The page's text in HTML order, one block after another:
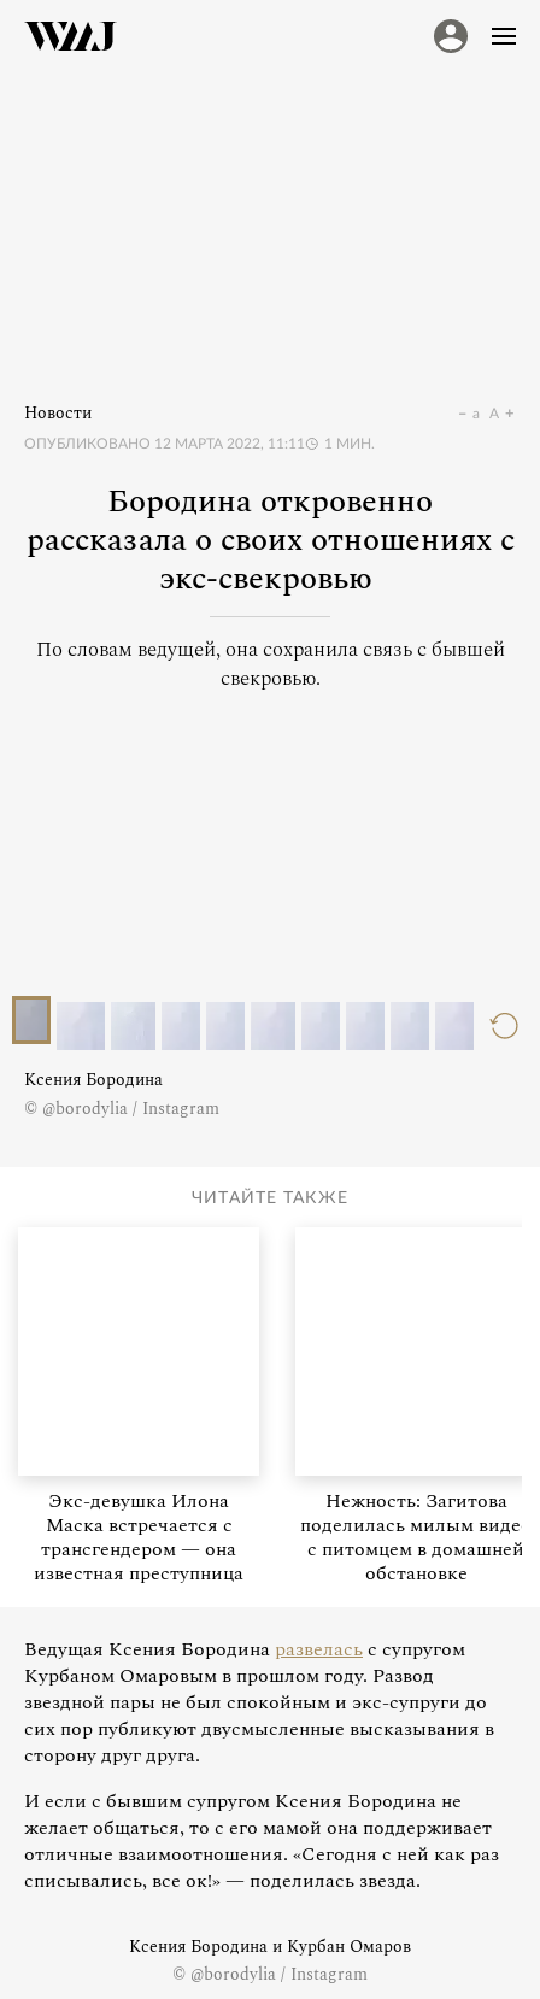
Новости
ОПУБЛИКОВАНО 12 МАРТА 2022, 11:11 1 МИН.
a A
Бородина откровенно
рассказала о своих отношениях с
экс-свекровью
По словам ведущей, она сохранила связь с бывшей
свекровью.
Ксения Бородина
© @borodylia / Instagram
ЧИТАЙТЕ ТАКЖЕ
Экс-девушка Илона
Маска встречается с
трансгендером — она
известная преступница
Нежность: Загитова
поделилась милым видео
с питомцем в домашней
обстановке
Ведущая Ксения Бородина развеласьс супругом
Курбаном Омаровым в прошлом году. Развод
звездной пары не был спокойным и экс-супруги до
сих пор публикуют двусмысленные высказывания в
сторону друг друга.
И если с бывшим супругом Ксения Бородина не
желает общаться, то с его мамой она поддерживает
отличные взаимоотношения. «Сегодня с ней как раз
списывались, все ок!» — поделилась звезда.
Ксения Бородина и Курбан Омаров
© @borodylia / Instagram